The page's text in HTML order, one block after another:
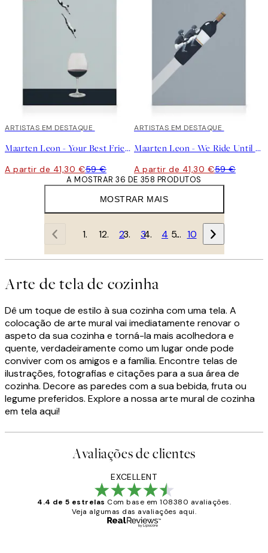
30%*
ARTISTAS EM DESTAQUE
Maarten Leon - Your Best Friends Forget You Get Old Tela
A partir de 41,30 €59 €
30%*
ARTISTAS EM DESTAQUE
Maarten Leon - We Ride Until Dawn Tela
A partir de 41,30 €59 €
MOSTRAR MAIS
A MOSTRAR 36 DE 358 PRODUTOS
1 2 3 4 … 10
Arte de tela de cozinha
Dê um toque de estilo à sua cozinha com uma tela. A
colocação de arte mural vai imediatamente renovar o
aspeto da sua cozinha e torná-la mais acolhedora e
quente, verdadeiramente como um lugar onde pode
conviver com os amigos e a família. Encontre telas de
ilustrações, fotografias e citações para a sua área de
cozinha. Decore as paredes com a sua bebida, fruta ou
legume preferidos. Explore a nossa arte mural de cozinha
em tela aqui!
Avaliações de clientes
EXCELLENT
4.4 de 5 estrelas Com base em 108380 avaliações.
Veja algumas das avaliações aqui.